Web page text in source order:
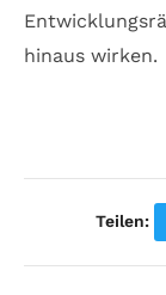
hinaus wirken.
Teilen: